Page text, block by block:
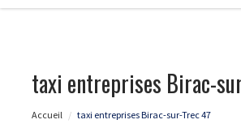
taxi entreprises Birac-
Accueil taxi entreprises Birac-sur-Trec 47